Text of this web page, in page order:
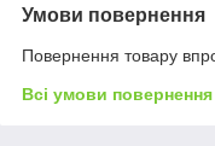
Умови повернення
Повернення товару
Всі умови повернення